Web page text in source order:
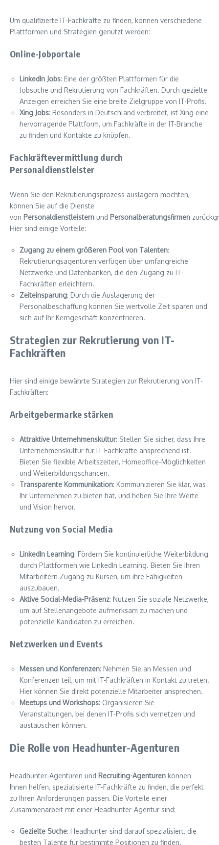
Um qualifizierte IT-Fachkräfte zu finden, können verschiedene
Plattformen und Strategien genutzt werden:
Online-Jobportale
LinkedIn Jobs: Eine der größten Plattformen für die
Jobsuche und Rekrutierung von Fachkräften. Durch gezielte
Anzeigen erreichen Sie eine breite Zielgruppe von IT-Profis.
Xing Jobs: Besonders in Deutschland verbreitet, ist Xing eine
hervorragende Plattform, um Fachkräfte in der IT-Branche
zu finden und Kontakte zu knüpfen.
Fachkräftevermittlung durch
Personaldienstleister
Wenn Sie den Rekrutierungsprozess auslagern möchten,
können Sie auf die Dienste
von Personaldienstleistern und Personalberatungsfirmen
Hier sind einige Vorteile:
Zugang zu einem größeren Pool von Talenten:
Rekrutierungsagenturen verfügen über umfangreiche
Netzwerke und Datenbanken, die den Zugang zu IT-
Fachkräften erleichtern.
Zeiteinsparung: Durch die Auslagerung der
Personalbeschaffung können Sie wertvolle Zeit sparen und
sich auf Ihr Kerngeschäft konzentrieren.
Strategien zur Rekrutierung von IT-
Fachkräften
Hier sind einige bewährte Strategien zur Rekrutierung von IT-
Fachkräften:
Arbeitgebermarke stärken
Attraktive Unternehmenskultur: Stellen Sie sicher, dass Ihre
Unternehmenskultur für IT-Fachkräfte ansprechend ist.
Bieten Sie flexible Arbeitszeiten, Homeoffice-Möglichkeiten
und Weiterbildungschancen.
Transparente Kommunikation: Kommunizieren Sie klar, was
Ihr Unternehmen zu bieten hat, und heben Sie Ihre Werte
und Vision hervor.
Nutzung von Social Media
LinkedIn Learning: Fördern Sie kontinuierliche Weiterbildung
durch Plattformen wie LinkedIn Learning. Bieten Sie Ihren
Mitarbeitern Zugang zu Kursen, um ihre Fähigkeiten
auszubauen.
Aktive Social-Media-Präsenz: Nutzen Sie soziale Netzwerke,
um auf Stellenangebote aufmerksam zu machen und
potenzielle Kandidaten zu erreichen.
Netzwerken und Events
Messen und Konferenzen: Nehmen Sie an Messen und
Konferenzen teil, um mit IT-Fachkräften in Kontakt zu treten.
Hier können Sie direkt potenzielle Mitarbeiter ansprechen.
Meetups und Workshops: Organisieren Sie
Veranstaltungen, bei denen IT-Profis sich vernetzen und
austauschen können.
Die Rolle von Headhunter-Agenturen
Headhunter-Agenturen und Recruiting-Agenturen können
Ihnen helfen, spezialisierte IT-Fachkräfte zu finden, die perfekt
zu Ihren Anforderungen passen. Die Vorteile einer
Zusammenarbeit mit einer Headhunter-Agentur sind:
Gezielte Suche: Headhunter sind darauf spezialisiert, die
besten Talente für bestimmte Positionen zu finden.